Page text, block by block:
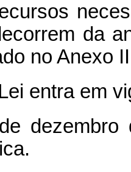
da
no Anexo
entra em
dezembro